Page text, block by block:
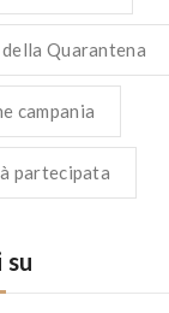
Quarantena
campania
partecipata
su